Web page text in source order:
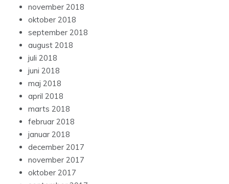
november 2018
oktober 2018
september 2018
august 2018
juli 2018
juni 2018
maj 2018
april 2018
marts 2018
februar 2018
januar 2018
december 2017
november 2017
oktober 2017